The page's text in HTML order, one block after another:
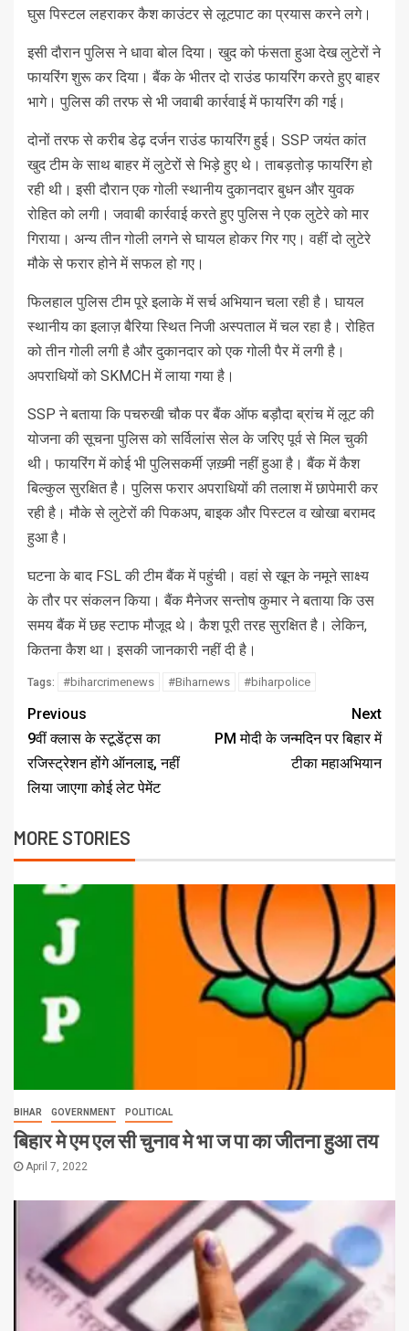
घुस पिस्टल लहराकर कैश काउंटर से लूटपाट का प्रयास करने लगे।
इसी दौरान पुलिस ने धावा बोल दिया। खुद को फंसता हुआ देख लुटेरों ने
फायरिंग शुरू कर दिया। बैंक के भीतर दो राउंड फायरिंग करते हुए बाहर
भागे। पुलिस की तरफ से भी जवाबी कार्रवाई में फायरिंग की गई।
दोनों तरफ से करीब डेढ़ दर्जन राउंड फायरिंग हुई। SSP जयंत कांत
खुद टीम के साथ बाहर में लुटेरों से भिड़े हुए थे। ताबड़तोड़ फायरिंग हो
रही थी। इसी दौरान एक गोली स्थानीय दुकानदार बुधन और युवक
रोहित को लगी। जवाबी कार्रवाई करते हुए पुलिस ने एक लुटेरे को मार
गिराया। अन्य तीन गोली लगने से घायल होकर गिर गए। वहीं दो लुटेरे
मौके से फरार होने में सफल हो गए।
फिलहाल पुलिस टीम पूरे इलाके में सर्च अभियान चला रही है। घायल
स्थानीय का इलाज़ बैरिया स्थित निजी अस्पताल में चल रहा है। रोहित
को तीन गोली लगी है और दुकानदार को एक गोली पैर में लगी है।
अपराधियों को SKMCH में लाया गया है।
SSP ने बताया कि पचरुखी चौक पर बैंक ऑफ बड़ौदा ब्रांच में लूट की
योजना की सूचना पुलिस को सर्विलांस सेल के जरिए पूर्व से मिल चुकी
थी। फायरिंग में कोई भी पुलिसकर्मी ज़ख़्मी नहीं हुआ है। बैंक में कैश
बिल्कुल सुरक्षित है। पुलिस फरार अपराधियों की तलाश में छापेमारी कर
रही है। मौके से लुटेरों की पिकअप, बाइक और पिस्टल व खोखा बरामद
हुआ है।
घटना के बाद FSL की टीम बैंक में पहुंची। वहां से खून के नमूने साक्ष्य
के तौर पर संकलन किया। बैंक मैनेजर सन्तोष कुमार ने बताया कि उस
समय बैंक में छह स्टाफ मौजूद थे। कैश पूरी तरह सुरक्षित है। लेकिन,
कितना कैश था। इसकी जानकारी नहीं दी है।
Tags: #biharcrimenews #Biharnews #biharpolice
Previous
9वीं क्लास के स्टूडेंट्स का
रजिस्ट्रेशन होंगे ऑनलाइ, नहीं
लिया जाएगा कोई लेट पेमेंट
Next
PM मोदी के जन्मदिन पर बिहार में
टीका महाअभियान
MORE STORIES
BIHAR GOVERNMENT POLITICAL
बिहार मे एम एल सी चुनाव मे भा ज पा का जीतना हुआ तय
April 7, 2022